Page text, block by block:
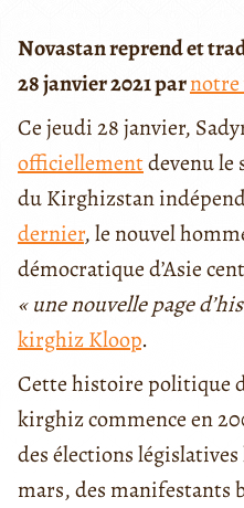
Novastan reprend et
28 janvier 2021 parnotre
Ce jeudi 28 janvier,
officiellementdevenu
du Kirghizstan
dernier, le nouvel
démocratique d’Asie
« une nouvelle page
kirghiz Kloop.
Cette histoire politique
kirghiz commence en
des élections
mars, des manifestants